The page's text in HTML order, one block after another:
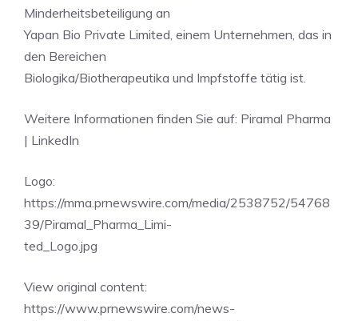
Minderheitsbeteiligung an
Yapan Bio Private Limited, einem Unternehmen, das in
den Bereichen
Biologika/Biotherapeutika und Impfstoffe tätig ist.
Weitere Informationen finden Sie auf: Piramal Pharma
| LinkedIn
Logo:
https://mma.prnewswire.com/media/2538752/54768
39/Piramal_Pharma_Limi-
ted_Logo.jpg
View original content:
https://www.prnewswire.com/news-